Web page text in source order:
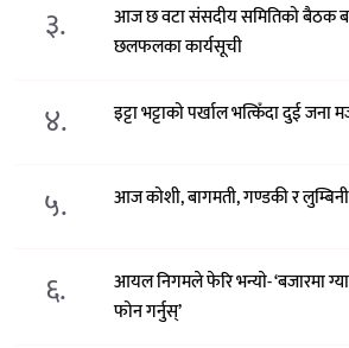
३.
आज छ वटा संसदीय समितिको बैठक
छलफलका कार्यसूची
४. इट्टा भट्टाको पर्खाल भत्किँदा दुई जना
५. आज कोशी, बागमती, गण्डकी र लुम्बिनी
६.
आयल निगमले फेरि भन्याे- ‘बजारमा
फोन गर्नुस्’